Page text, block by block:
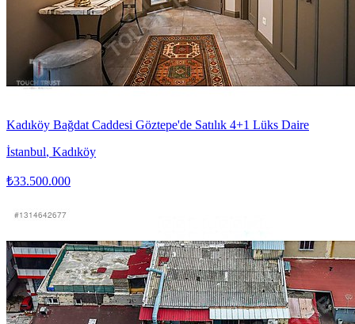
Kadıköy Bağdat Caddesi Göztepe'de Satılık 4+1 Lüks Daire
İstanbul, Kadıköy
₺33.500.000